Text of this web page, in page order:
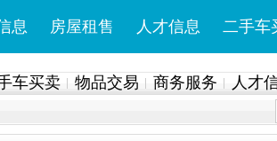
息 房屋租售 人才信息 二手车
车买卖 物品交易 商务服务 人才